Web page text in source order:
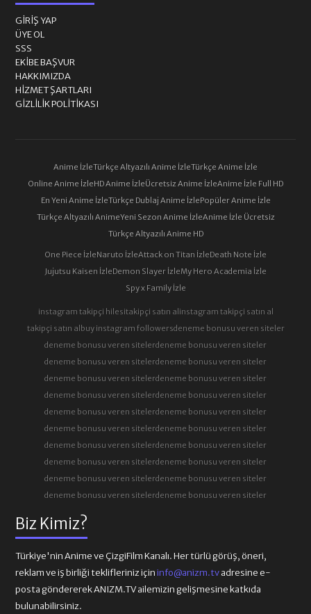
Biz Kimiz?
Türkiye'nin Anime ve ÇizgiFilm Kanalı. Her türlü görüş, öneri,
reklam ve iş birliği teklifleriniz içininfo@anizm.tvadresine e-
posta göndererek ANIZM.TV ailemizin gelişmesine katkıda
bulunabilirsiniz.
GIRIŞ YAP
ÜYE OL
SSS
EKIBE BAŞVUR
HAKKIMIZDA
HIZMET ŞARTLARI
GIZLILIK POLITIKASI
Anime İzleTürkçe Altyazılı Anime İzleTürkçe Anime İzle
Online Anime İzleHD Anime İzleÜcretsiz Anime İzleAnime İzle Full HD
En Yeni Anime İzleTürkçe Dublaj Anime İzlePopüler Anime İzle
Türkçe Altyazılı AnimeYeni Sezon Anime İzleAnime İzle Ücretsiz
Türkçe Altyazılı Anime HD
One Piece İzleNaruto İzleAttack on Titan İzleDeath Note İzle
Jujutsu Kaisen İzleDemon Slayer İzleMy Hero Academia İzle
Spy x Family İzle
instagram takipçi hilesitakipçi satın alinstagram takipçi satın al
takipçi satın albuy instagram followersdeneme bonusu veren siteler
deneme bonusu veren sitelerdeneme bonusu veren siteler
deneme bonusu veren sitelerdeneme bonusu veren siteler
deneme bonusu veren sitelerdeneme bonusu veren siteler
deneme bonusu veren sitelerdeneme bonusu veren siteler
deneme bonusu veren sitelerdeneme bonusu veren siteler
deneme bonusu veren sitelerdeneme bonusu veren siteler
deneme bonusu veren sitelerdeneme bonusu veren siteler
deneme bonusu veren sitelerdeneme bonusu veren siteler
deneme bonusu veren sitelerdeneme bonusu veren siteler
deneme bonusu veren sitelerdeneme bonusu veren siteler